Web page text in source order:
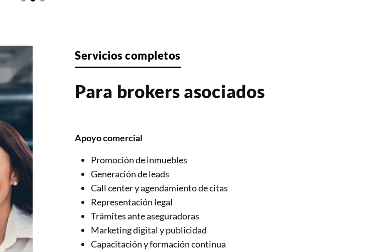
Servicios completos
Para brokers asociados
Apoyo comercial
Promoción de inmuebles
Generación de leads
Call center y agendamiento de citas
Representación legal
Trámites ante aseguradoras
Marketing digital y publicidad
Capacitación y formación continua